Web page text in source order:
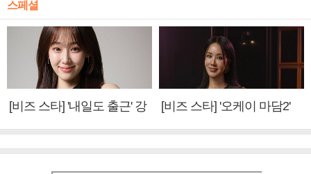
스페셜
[비즈 스타] '내일도 출근' 강
[비즈 스타] '오케이 마담2'